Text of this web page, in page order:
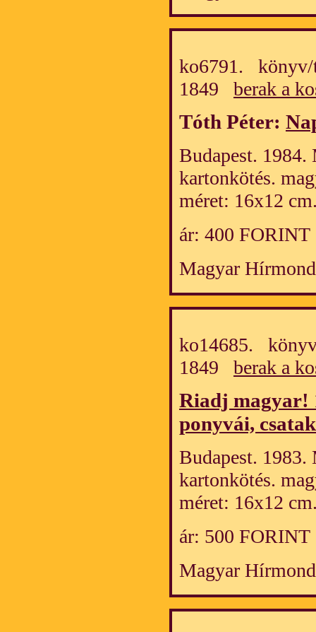
ko6791. könyv/
1849 berak a
Tóth Péter:
Budapest. 1984.
kartonkötés.
méret: 16x12
ár: 400 FORINT
Magyar
ko14685.
1849 berak a
Riadj magyar!
ponyvái,
Budapest. 1983.
kartonkötés.
méret: 16x12
ár: 500 FORINT
Magyar